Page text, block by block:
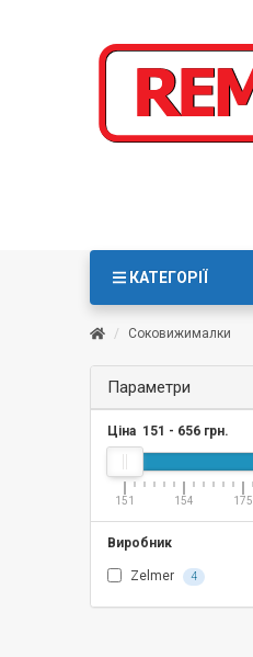
КАТЕГОРІЇ
Соковижималки
Параметри
Ціна 151 - 656 грн.
151 154 175
Виробник
Zelmer 4